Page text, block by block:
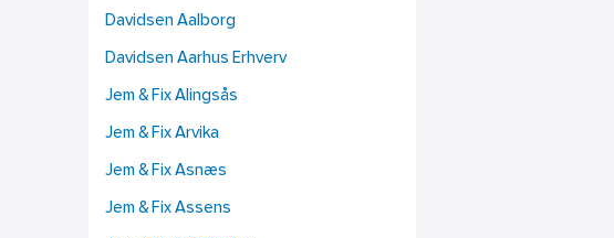
Davidsen Aalborg
Davidsen Aarhus Erhverv
Jem & Fix Alingsås
Jem & Fix Arvika
Jem & Fix Asnæs
Jem & Fix Assens